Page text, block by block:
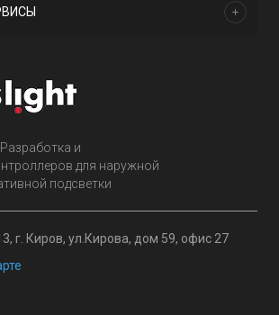
и
для наружной
подсветки
г. Киров, ул.Кирова, дом 59, офис 27